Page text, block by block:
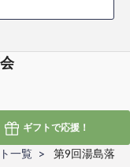
ギフトで応援！
一覧
第9回湯島落